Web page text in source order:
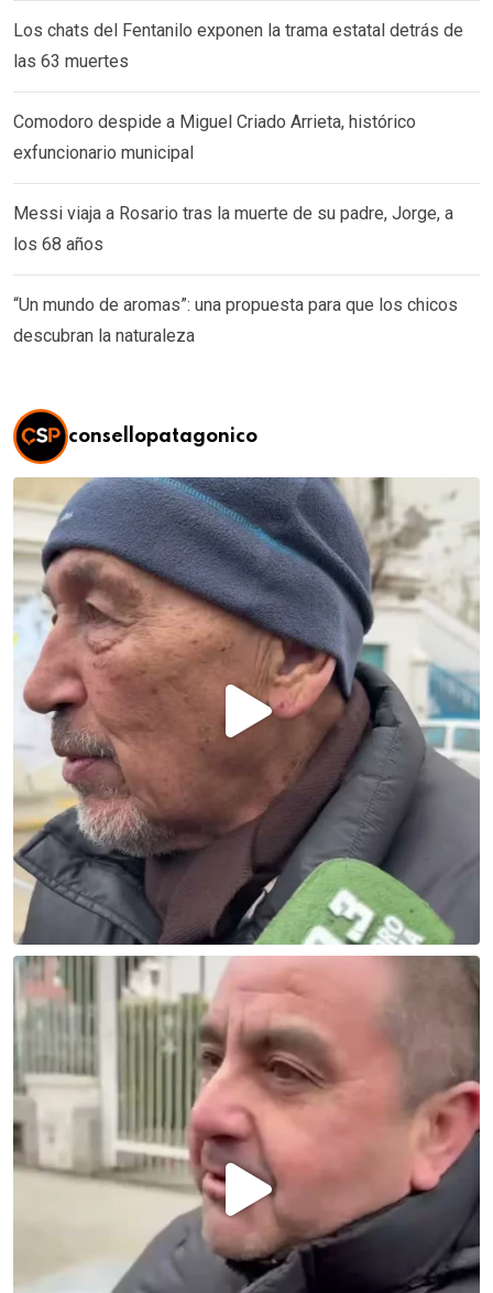
Los chats del Fentanilo exponen la trama estatal detrás de
las 63 muertes
Comodoro despide a Miguel Criado Arrieta, histórico
exfuncionario municipal
Messi viaja a Rosario tras la muerte de su padre, Jorge, a
los 68 años
“Un mundo de aromas”: una propuesta para que los chicos
descubran la naturaleza
consellopatagonico